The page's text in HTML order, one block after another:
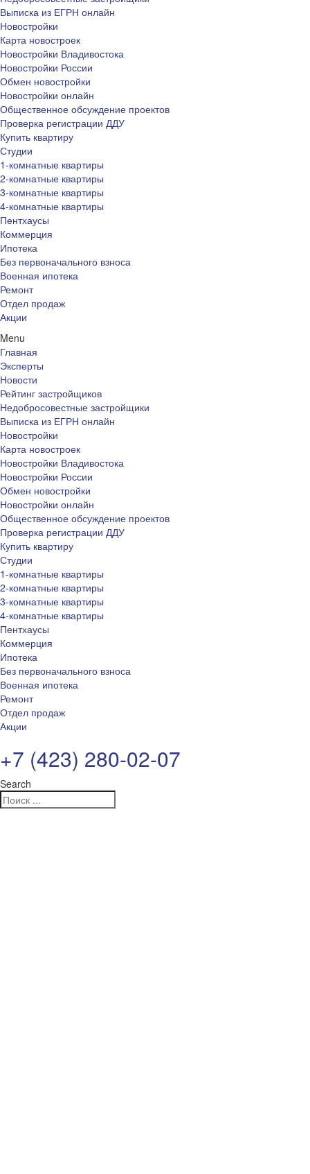
Выписка из ЕГРН онлайн
Новостройки
Карта новостроек
Новостройки Владивостока
Новостройки России
Обмен новостройки
Новостройки онлайн
Общественное обсуждение проектов
Проверка регистрации ДДУ
Купить квартиру
Студии
1-комнатные квартиры
2-комнатные квартиры
3-комнатные квартиры
4-комнатные квартиры
Пентхаусы
Коммерция
Ипотека
Без первоначального взноса
Военная ипотека
Ремонт
Отдел продаж
Акции
Menu
Главная
Эксперты
Новости
Рейтинг застройщиков
Недобросовестные застройщики
Выписка из ЕГРН онлайн
Новостройки
Карта новостроек
Новостройки Владивостока
Новостройки России
Обмен новостройки
Новостройки онлайн
Общественное обсуждение проектов
Проверка регистрации ДДУ
Купить квартиру
Студии
1-комнатные квартиры
2-комнатные квартиры
3-комнатные квартиры
4-комнатные квартиры
Пентхаусы
Коммерция
Ипотека
Без первоначального взноса
Военная ипотека
Ремонт
Отдел продаж
Акции
+7 (423) 280-02-07
Search